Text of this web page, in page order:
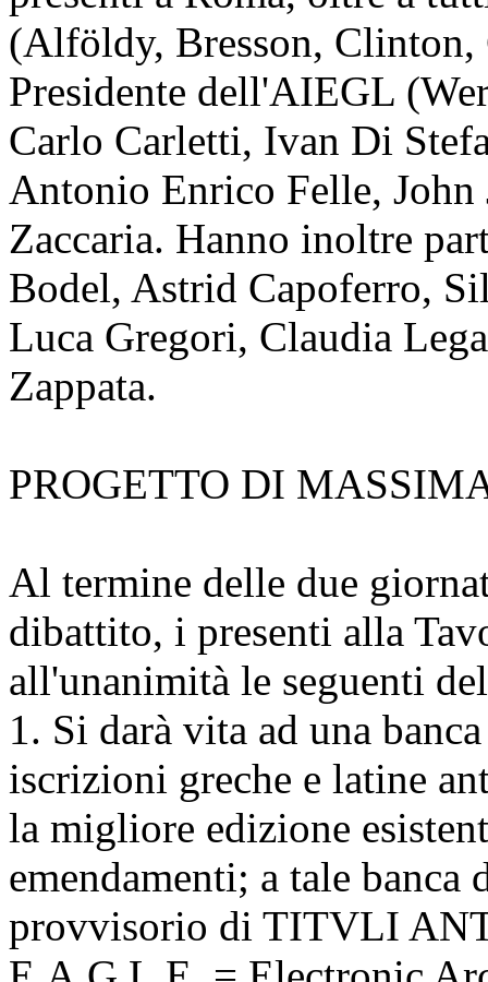
(Alföldy, Bresson, Clinton,
Presidente dell'AIEGL
Carlo Carletti, Ivan Di
Antonio Enrico Felle,
Zaccaria. Hanno inoltre
Bodel, Astrid Capoferro,
Luca Gregori, Claudia
Zappata.
PROGETTO DI
Al termine delle due
dibattito, i presenti alla
all'unanimità le seguenti
1. Si darà vita ad una
iscrizioni greche e latine
la migliore edizione
emendamenti; a tale
provvisorio di TITVLI